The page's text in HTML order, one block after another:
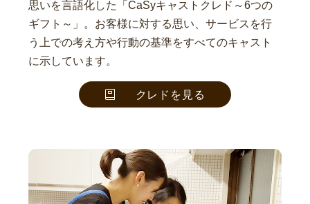
思いを言語化した「CaSyキャストクレド～6つの
ギフト～」。お客様に対する思い、サービスを行
う上での考え方や行動の基準をすべてのキャスト
に示しています。
クレドを見る